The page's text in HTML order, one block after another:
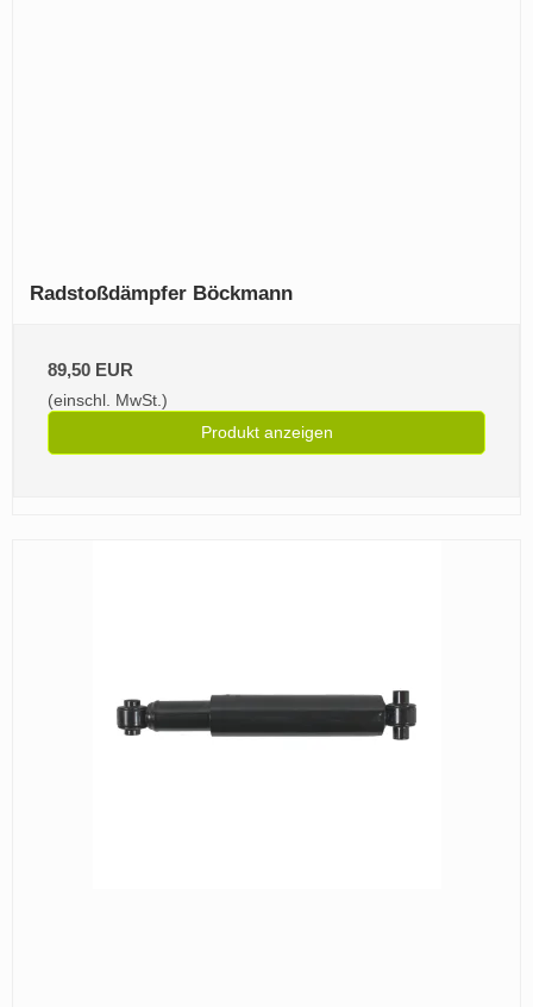
Radstoßdämpfer Böckmann
89,50 EUR
(einschl. MwSt.)
Produkt anzeigen